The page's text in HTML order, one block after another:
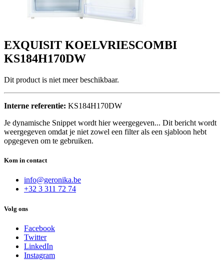
EXQUISIT KOELVRIESCOMBI
KS184H170DW
Dit product is niet meer beschikbaar.
Interne referentie: KS184H170DW
Je dynamische Snippet wordt hier weergegeven... Dit bericht wordt
weergegeven omdat je niet zowel een filter als een sjabloon hebt
opgegeven om te gebruiken.
Kom in contact
info@geronika.be
+32 3 311 72 74
Volg ons
Facebook
Twitter
LinkedIn
Instagram